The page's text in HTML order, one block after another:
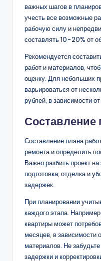
важных шагов в
учесть все возможные
рабочую силу и
составлять 10-20% от
Рекомендуется
работ и материалов,
оценку. Для небольших
варьироваться от
рублей, в зависимости
Составление
Составление плана
ремонта и определить
Важно разбить проект
подготовка, отделка и
задержек.
При планировании
каждого этапа.
квартиры может
месяцев, в зависимости
материалов. Не
задержки и